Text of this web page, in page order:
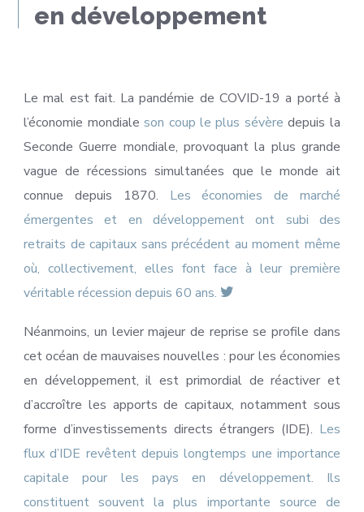
en développement
Le mal est fait. La pandémie de COVID-19 a porté à
l’économie mondiale son coup le plus sévère depuis la
Seconde Guerre mondiale, provoquant la plus grande
vague de récessions simultanées que le monde ait
connue depuis 1870.
Les économies de marché
émergentes et en développement ont subi des
retraits de capitaux sans précédent au moment même
où, collectivement, elles font face à leur première
véritable récession depuis 60 ans.
Néanmoins, un levier majeur de reprise se profile dans
cet océan de mauvaises nouvelles : pour les économies
en développement, il est primordial de réactiver et
d’accroître les apports de capitaux, notamment sous
forme d’investissements directs étrangers (IDE). Les
flux d’IDE revêtent depuis longtemps une importance
capitale pour les pays en développement. Ils
constituent souvent la plus importante source de